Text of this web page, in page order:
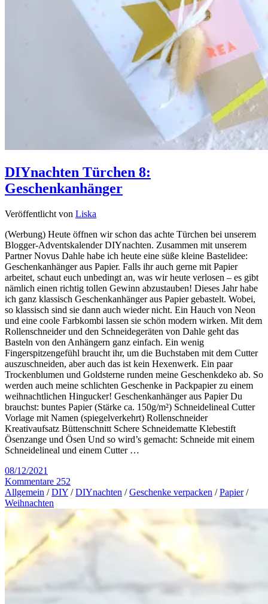
DIYnachten Türchen 8:
Geschenkanhänger
Veröffentlicht von Liska
(Werbung) Heute öffnen wir schon das achte Türchen bei unserem
Blogger-Adventskalender DIYnachten. Zusammen mit unserem
Partner Novus Dahle habe ich heute eine süße kleine Bastelidee:
Geschenkanhänger aus Papier. Falls ihr auch gerne mit Papier
arbeitet, schaut euch unbedingt an, was wir heute verlosen – es gibt
nämlich einen richtig tollen Gewinn abzustauben! Dieses Jahr habe
ich ganz klassisch Geschenkanhänger aus Papier gebastelt. Wobei,
so klassisch sind sie dann auch wieder nicht. Ein Hauch von Neon
und eine coole Farbkombi lassen sie schön modern wirken. Mit dem
Rollenschneider und den Schneidegeräten von Dahle geht das
Basteln von den Anhängern ganz einfach. Ein wenig
Fingerspitzengefühl braucht ihr, um die Buchstaben mit dem Cutter
auszuschneiden, aber auch das ist kein Hexenwerk. Ein paar
Trockenblumen und Goldsterne runden meine Geschenkdeko ab. So
werden auch meine schlichten Geschenke in Packpapier zu einem
weihnachtlichen Hingucker! Geschenkanhänger aus Papier Du
brauchst: buntes Papier (Stärke ca. 150g/m²) Schneidelineal Cutter
Vorlage mit Namen (spiegelverkehrt) Rollenschneider
Kreativaufsatz Büttenschnitt Schere Schneidematte Klebestift
Ösenzange und Ösen Und so wird’s gemacht: Schneide mit einem
Schneidelineal und einem Cutter …
08/12/2021
Kommentare 252
Allgemein /DIY /DIYnachten /Geschenke verpacken /Papier/
Weihnachten